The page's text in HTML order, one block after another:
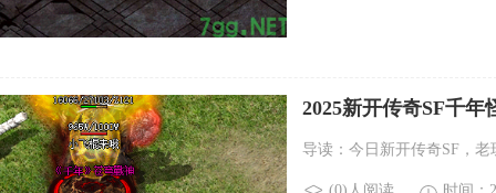
2025新开传奇SF千
导读：今日新开传奇SF，